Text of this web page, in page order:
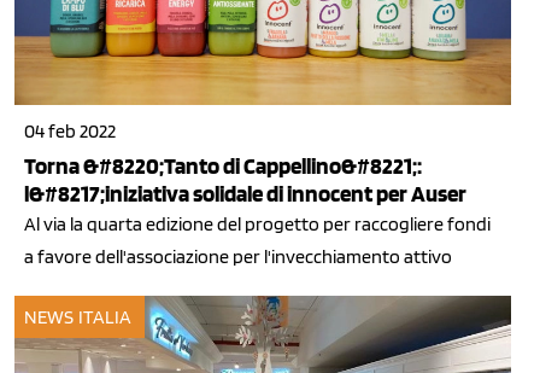
04 feb 2022
Torna &#8220;Tanto di Cappellino&#8221;:
l&#8217;iniziativa solidale di innocent per Auser
Al via la quarta edizione del progetto per raccogliere fondi
a favore dell'associazione per l'invecchiamento attivo
NEWS ITALIA